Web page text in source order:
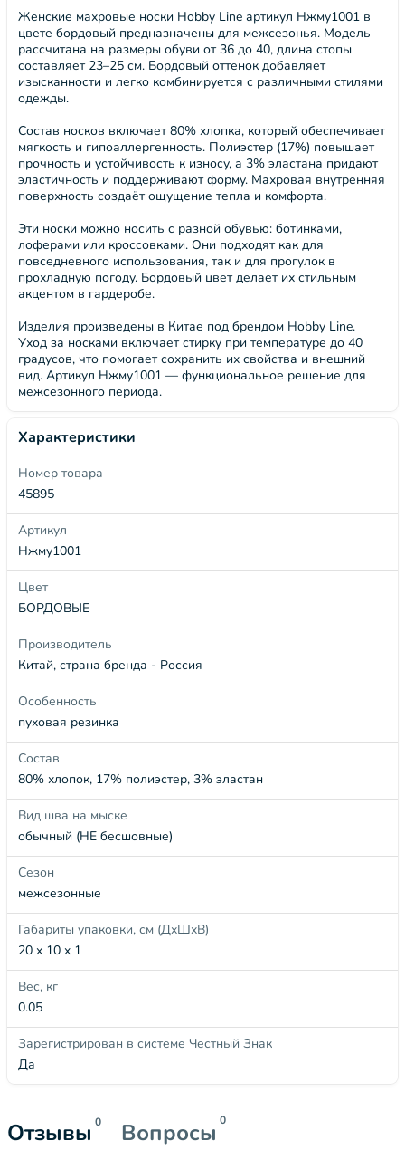
Женские махровые носки Hobby Line артикул Нжму1001 в
цвете бордовый предназначены для межсезонья. Модель
рассчитана на размеры обуви от 36 до 40, длина стопы
составляет 23–25 см. Бордовый оттенок добавляет
изысканности и легко комбинируется с различными стилями
одежды.
Состав носков включает 80% хлопка, который обеспечивает
мягкость и гипоаллергенность. Полиэстер (17%) повышает
прочность и устойчивость к износу, а 3% эластана придают
эластичность и поддерживают форму. Махровая внутренняя
поверхность создаёт ощущение тепла и комфорта.
Эти носки можно носить с разной обувью: ботинками,
лоферами или кроссовками. Они подходят как для
повседневного использования, так и для прогулок в
прохладную погоду. Бордовый цвет делает их стильным
акцентом в гардеробе.
Изделия произведены в Китае под брендом Hobby Line.
Уход за носками включает стирку при температуре до 40
градусов, что помогает сохранить их свойства и внешний
вид. Артикул Нжму1001 — функциональное решение для
межсезонного периода.
Характеристики
Номер товара
45895
Артикул
Нжму1001
Цвет
БОРДОВЫЕ
Производитель
Китай, страна бренда - Россия
Особенность
пуховая резинка
Состав
80% хлопок, 17% полиэстер, 3% эластан
Вид шва на мыске
обычный (НЕ бесшовные)
Сезон
межсезонные
Габариты упаковки, см (ДхШхВ)
20 x 10 x 1
Вес, кг
0.05
Зарегистрирован в системе Честный Знак
Да
Отзывы 0 Вопросы 0